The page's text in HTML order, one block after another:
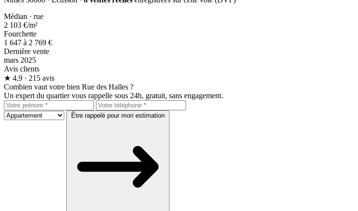
Médian · rue
2 103 €/m²
Fourchette
1 647 à 2 769 €
Dernière vente
mars 2025
Avis clients
★ 4,9 · 215 avis
Combien vaut votre bien Rue des Halles ?
Un expert du quartier vous rappelle sous 24h, gratuit, sans engagement.
Être rappelé pour mon estimation